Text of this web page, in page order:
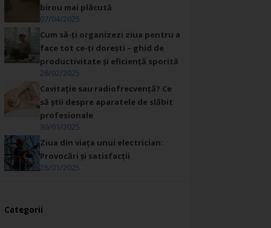
birou mai plăcută
07/04/2025
Cum să-ți organizezi ziua pentru a
face tot ce-ți dorești – ghid de
productivitate și eficiență sporită
26/02/2025
Cavitație sau radiofrecvență? Ce
să știi despre aparatele de slăbit
profesionale
30/01/2025
Ziua din viața unui electrician:
Provocări și satisfacții
26/01/2025
Categorii